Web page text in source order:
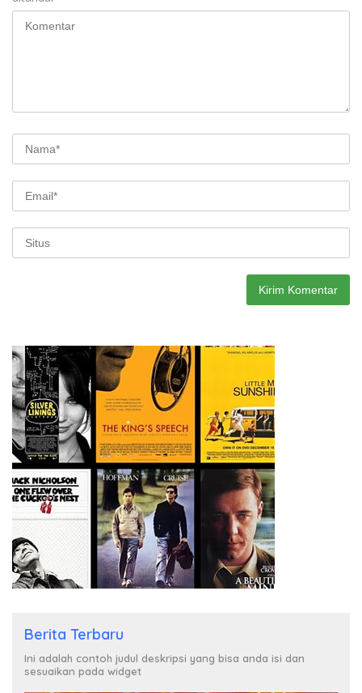
Berita Terbaru
Ini adalah contoh judul deskripsi yang bisa anda isi dan
sesuaikan pada widget